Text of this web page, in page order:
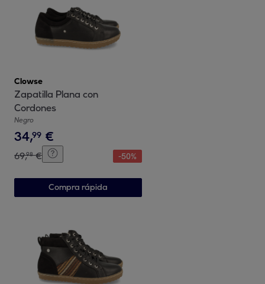
Clowse
Zapatilla Plana con
Cordones
Negro
34,99 €
69,98 € -50%
Compra rápida